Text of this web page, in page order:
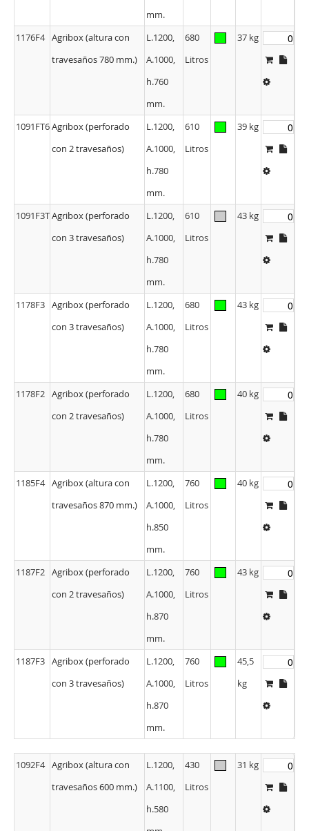
mm.
1176F4 Agribox (altura con
travesaños 780 mm.)
L.1200,
A.1000,
h.760
mm.
680
Litros
37 kg
1091FT6Agribox (perforado
con 2 travesaños)
L.1200,
A.1000,
h.780
mm.
610
Litros
39 kg
1091F3TAgribox (perforado
con 3 travesaños)
L.1200,
A.1000,
h.780
mm.
610
Litros
43 kg
1178F3 Agribox (perforado
con 3 travesaños)
L.1200,
A.1000,
h.780
mm.
680
Litros
43 kg
1178F2 Agribox (perforado
con 2 travesaños)
L.1200,
A.1000,
h.780
mm.
680
Litros
40 kg
1185F4 Agribox (altura con
travesaños 870 mm.)
L.1200,
A.1000,
h.850
mm.
760
Litros
40 kg
1187F2 Agribox (perforado
con 2 travesaños)
L.1200,
A.1000,
h.870
mm.
760
Litros
43 kg
1187F3 Agribox (perforado
con 3 travesaños)
L.1200,
A.1000,
h.870
mm.
760
Litros
45,5
kg
1092F4 Agribox (altura con
travesaños 600 mm.)
L.1200,
A.1100,
h.580
430
Litros
31 kg